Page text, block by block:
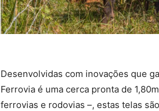
Desenvolvidas com inovações que
Ferrovia é uma cerca pronta de
ferrovias e rodovias –, estas telas